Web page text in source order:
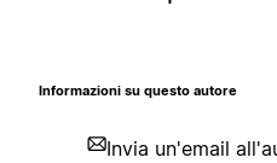
Informazioni su questo autore
Invia un'email